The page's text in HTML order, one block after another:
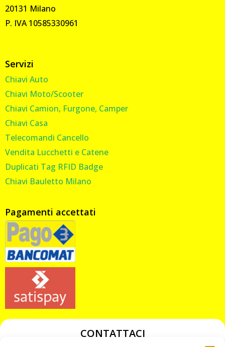
20131 Milano
P. IVA 10585330961
Servizi
Chiavi Auto
Chiavi Moto/Scooter
Chiavi Camion, Furgone, Camper
Chiavi Casa
Telecomandi Cancello
Vendita Lucchetti e Catene
Duplicati Tag RFID Badge
Chiavi Bauletto Milano
Pagamenti accettati
CONTATTACI